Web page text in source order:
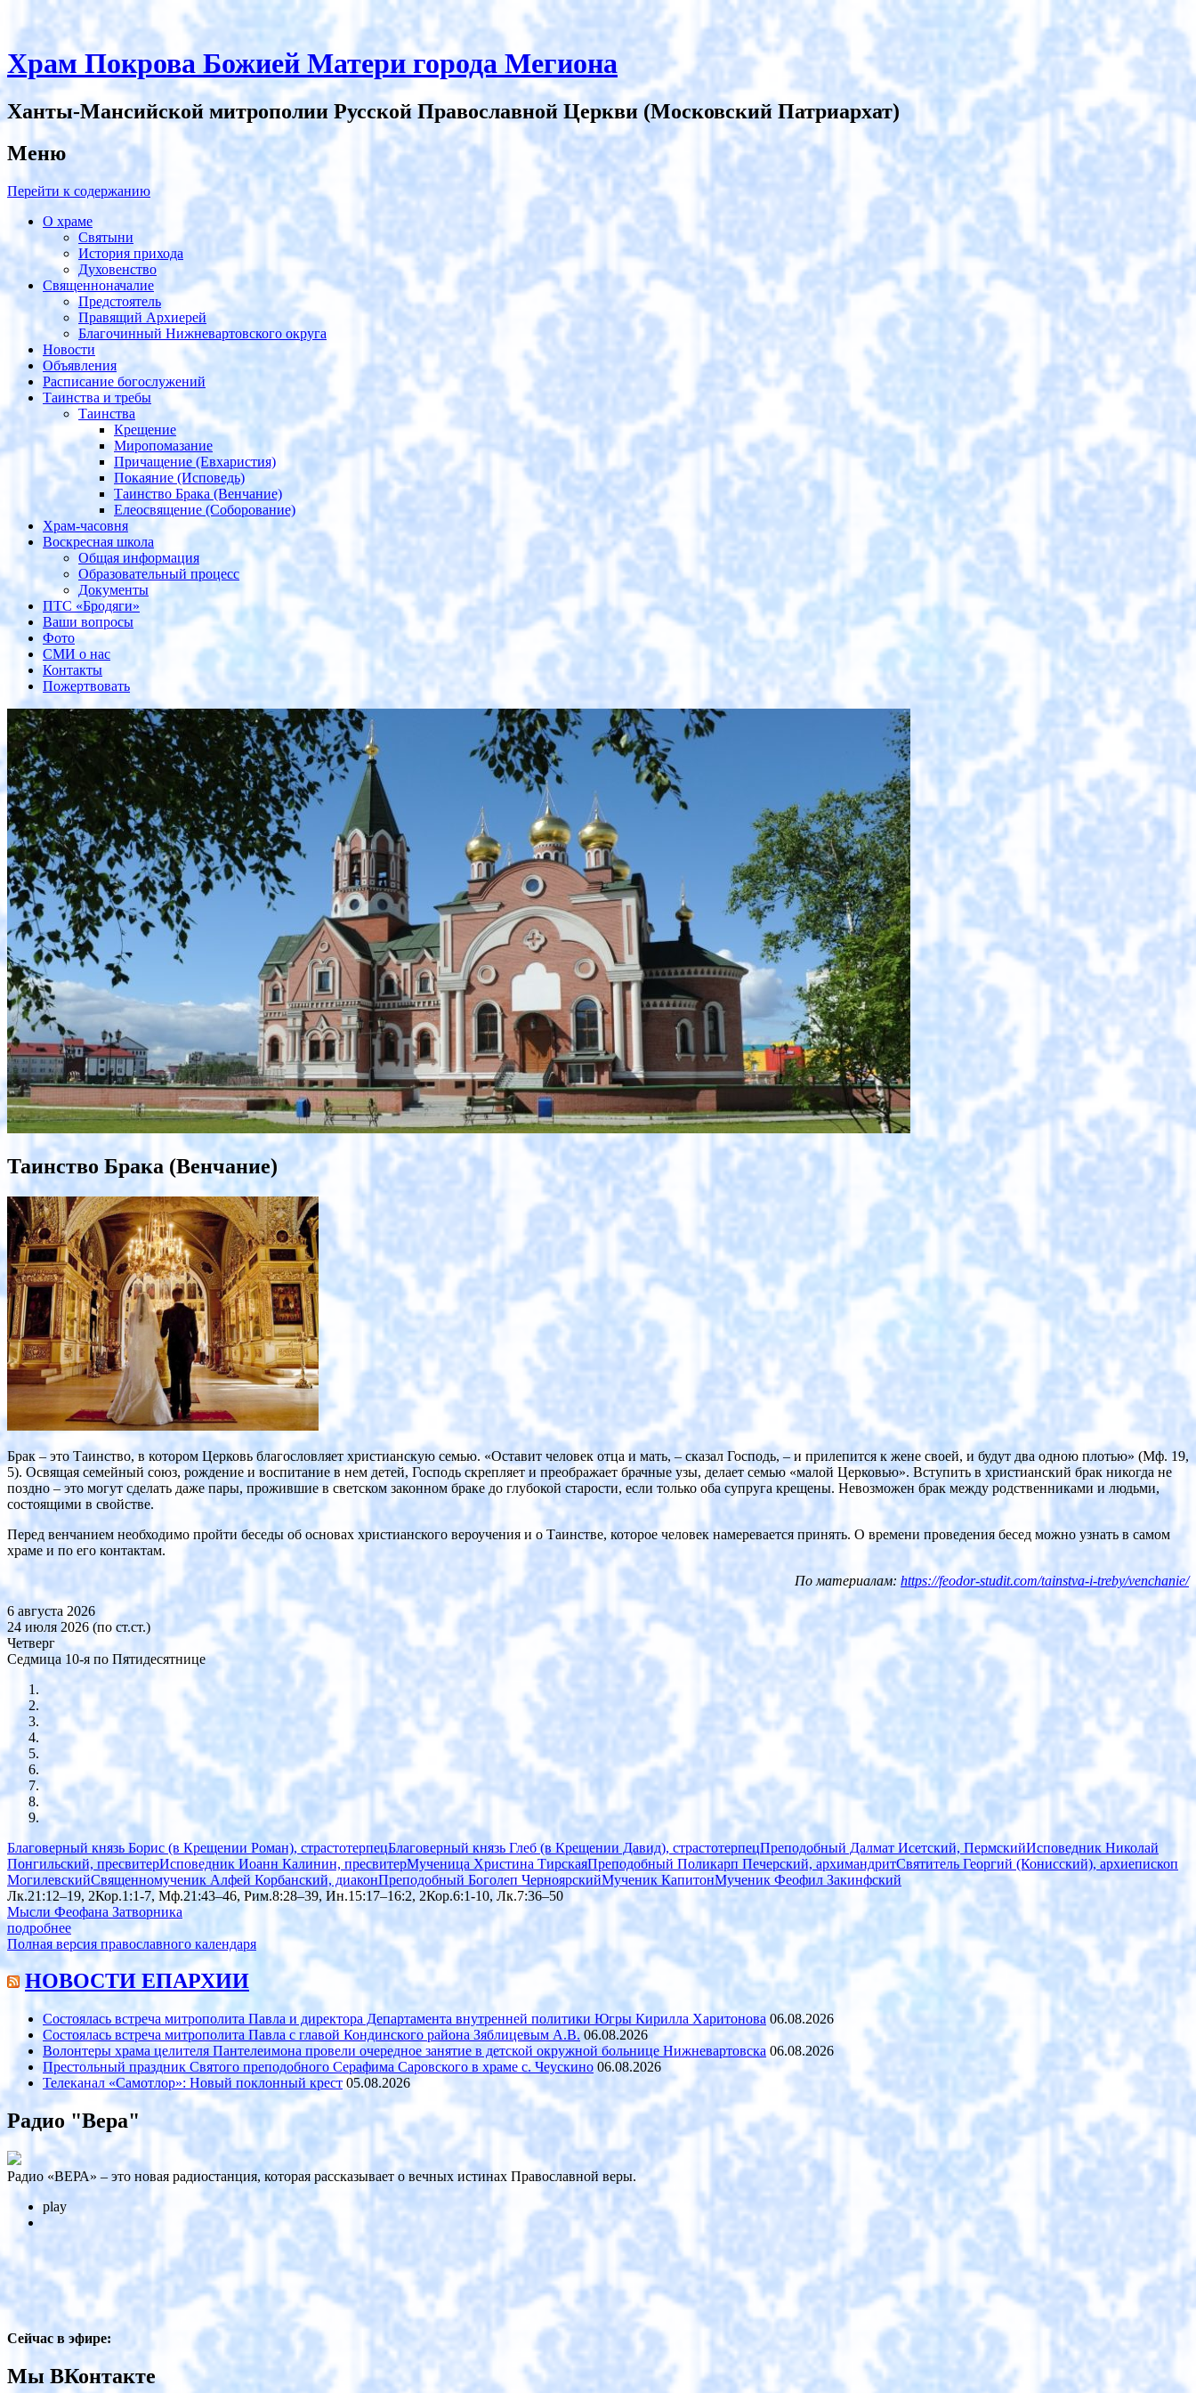
Храм Покрова Божией Матери города Мегиона
Ханты-Мансийской митрополии Русской Православной Церкви (Московский Патриархат)
Меню
Перейти к содержанию
О храме
Святыни
История прихода
Духовенство
Священноначалие
Предстоятель
Правящий Архиерей
Благочинный Нижневартовского округа
Новости
Объявления
Расписание богослужений
Таинства и требы
Таинства
Крещение
Миропомазание
Причащение (Евхаристия)
Покаяние (Исповедь)
Таинство Брака (Венчание)
Елеосвящение (Соборование)
Храм-часовня
Воскресная школа
Общая информация
Образовательный процесс
Документы
ПТС «Бродяги»
Ваши вопросы
Фото
СМИ о нас
Контакты
Пожертвовать
Таинство Брака (Венчание)
Брак – это Таинство, в котором Церковь благословляет христианскую семью. «Оставит человек отца и мать, – сказал Господь, – и прилепится к жене своей, и будут два одною плотью» (Мф. 19,
5). Освящая семейный союз, рождение и воспитание в нем детей, Господь скрепляет и преображает брачные узы, делает семью «малой Церковью». Вступить в христианский брак никогда не
поздно – это могут сделать даже пары, прожившие в светском законном браке до глубокой старости, если только оба супруга крещены. Невозможен брак между родственниками и людьми,
состоящими в свойстве.
Перед венчанием необходимо пройти беседы об основах христианского вероучения и о Таинстве, которое человек намеревается принять. О времени проведения бесед можно узнать в самом
храме и по его контактам.
По материалам: https://feodor-studit.com/tainstva-i-treby/venchanie/
6 августа 2026
24 июля 2026 (по ст.ст.)
Четверг
Седмица 10-я по Пятидесятнице
Благоверный князь Борис (в Крещении Роман), страстотерпецБлаговерный князь Глеб (в Крещении Давид), страстотерпецПреподобный Далмат Исетский, ПермскийИсповедник Николай
Понгильский, пресвитерИсповедник Иоанн Калинин, пресвитерМученица Христина ТирскаяПреподобный Поликарп Печерский, архимандритСвятитель Георгий (Конисский), архиепископ
МогилевскийСвященномученик Алфей Корбанский, диаконПреподобный Боголеп ЧерноярскийМученик КапитонМученик Феофил Закинфский
Лк.21:12–19, 2Кор.1:1-7, Мф.21:43–46, Рим.8:28–39, Ин.15:17–16:2, 2Кор.6:1-10, Лк.7:36–50
Мысли Феофана Затворника
подробнее
Полная версия православного календаря
НОВОСТИ ЕПАРХИИ
Состоялась встреча митрополита Павла и директора Департамента внутренней политики Югры Кирилла Харитонова 06.08.2026
Состоялась встреча митрополита Павла с главой Кондинского района Зяблицевым А.В. 06.08.2026
Волонтеры храма целителя Пантелеимона провели очередное занятие в детской окружной больнице Нижневартовска 06.08.2026
Престольный праздник Святого преподобного Серафима Саровского в храме с. Чеускино 06.08.2026
Телеканал «Самотлор»: Новый поклонный крест 05.08.2026
Радио "Вера"
Радио «ВЕРА» – это новая радиостанция, которая рассказывает о вечных истинах Православной веры.
play
Сейчас в эфире:
Мы ВКонтакте